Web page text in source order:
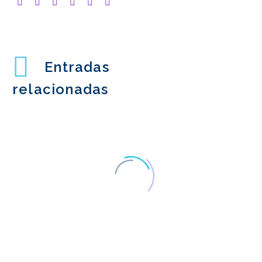
Entradas
relacionadas